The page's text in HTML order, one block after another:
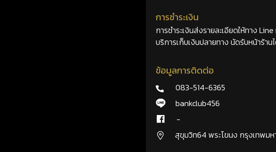
การชำระเงิน
การชำระเงินส่งรายละเอียดให้ทาง
บริการเก็บเงินปลายทาง นัดรับหน้าร้า
ข้อมูลการติดต่อ
083-514-6365
bankclub456
-
สุขุมวิท64 พระโขนง กรุงเทพมห